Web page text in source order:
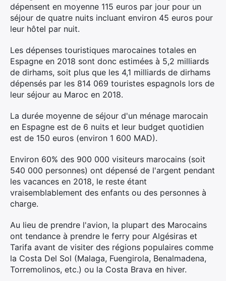
dépensent en moyenne 115 euros par jour pour un
séjour de quatre nuits incluant environ 45 euros pour
leur hôtel par nuit.
Les dépenses touristiques marocaines totales en
Espagne en 2018 sont donc estimées à 5,2 milliards
de dirhams, soit plus que les 4,1 milliards de dirhams
dépensés par les 814 069 touristes espagnols lors de
leur séjour au Maroc en 2018.
La durée moyenne de séjour d'un ménage marocain
en Espagne est de 6 nuits et leur budget quotidien
est de 150 euros (environ 1 600 MAD).
Environ 60% des 900 000 visiteurs marocains (soit
540 000 personnes) ont dépensé de l'argent pendant
les vacances en 2018, le reste étant
vraisemblablement des enfants ou des personnes à
charge.
Au lieu de prendre l'avion, la plupart des Marocains
ont tendance à prendre le ferry pour Algésiras et
Tarifa avant de visiter des régions populaires comme
la Costa Del Sol (Malaga, Fuengirola, Benalmadena,
Torremolinos, etc.) ou la Costa Brava en hiver.